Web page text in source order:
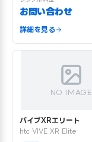
お問い合わせ
詳細を見る
NO IMAGE
バイブXRエリート
htc VIVE XR Elite